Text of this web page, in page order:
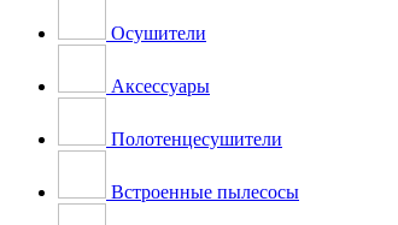
Осушители
Аксессуары
Полотенцесушители
Встроенные пылесосы